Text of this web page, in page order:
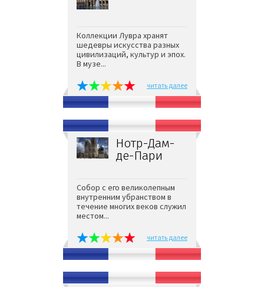
Коллекции Лувра хранят
шедевры искусства разных
цивилизаций, культур и эпох.
В музе...
читать далее
Нотр-Дам-
де-Пари
Собор с его великолепным
внутренним убранством в
течение многих веков служил
местом...
читать далее